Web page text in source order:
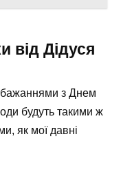
від Дідуся
з Днем
будуть такими ж
як мої давні